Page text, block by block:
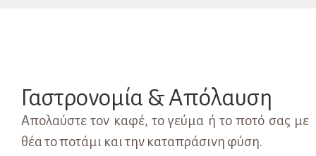
Γαστρονομία & Απόλαυση
Απολαύστε τον καφέ, το γεύμα ή το ποτό σας με
θέα το ποτάμι και την καταπράσινη φύση.